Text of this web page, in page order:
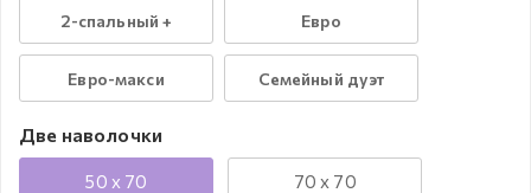
2-спальный + Евро
Евро-макси Семейный дуэт
Две наволочки
50 x 70 70 x 70